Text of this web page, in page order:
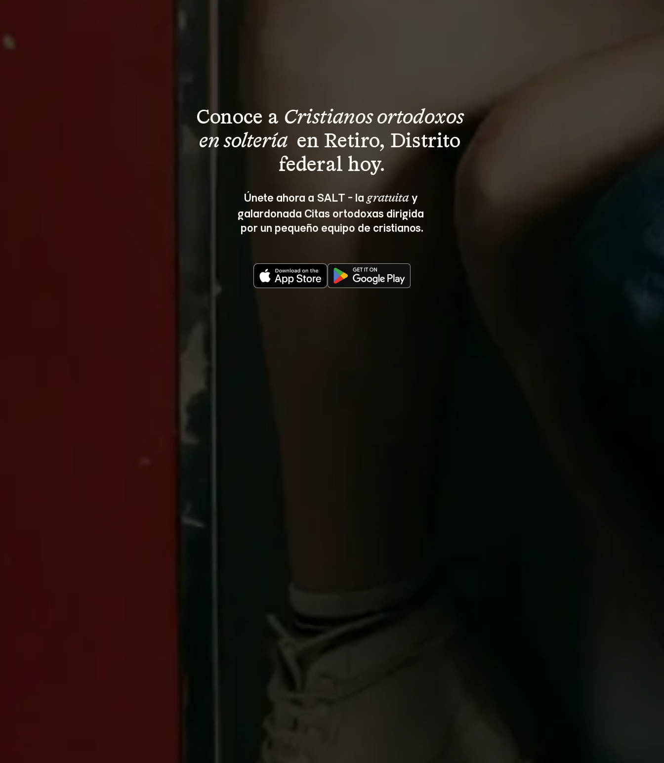
Conoce a Cristianos ortodoxos
en soltería en Retiro, Distrito
federal hoy.
Únete ahora a SALT - la gratuita y
galardonada Citas ortodoxas dirigida
por un pequeño equipo de cristianos.